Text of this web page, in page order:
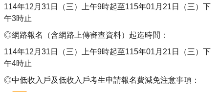
114年12月31日（三）上午9時起至115年01月21日（三）下
午3時止
◎網路報名（含網路上傳審查資料）起迄時間：
114年12月31日（三）上午9時起至115年01月21日（三）下
午4時止
◎中低收入戶及低收入戶考生申請報名費減免注意事項：